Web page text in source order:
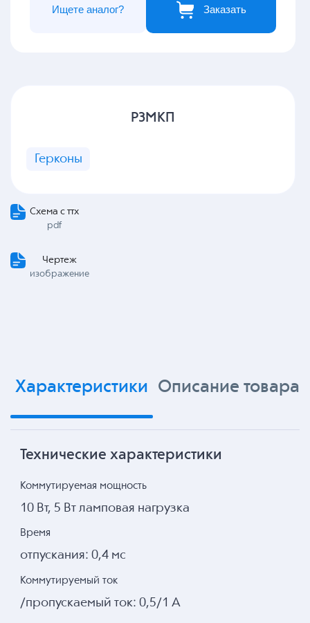
Заказать
Ищете аналог?
РЗМКП
Герконы
Схема с ттх
pdf
Чертеж
изображение
Характеристики Описание товара
Технические характеристики
Коммутируемая мощность
10 Вт, 5 Вт ламповая нагрузка
Время
отпускания: 0,4 мс
Коммутируемый ток
/пропускаемый ток: 0,5/1 А